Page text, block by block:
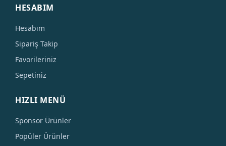
HESABIM
Hesabım
Sipariş Takip
Favorileriniz
Sepetiniz
HIZLI MENÜ
Sponsor Ürünler
Popüler Ürünler